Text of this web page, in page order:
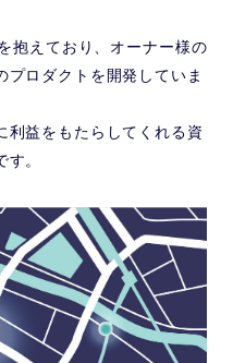
抱えており、オーナー様の
ロダクトを開発していま
利益をもたらしてくれる資
。